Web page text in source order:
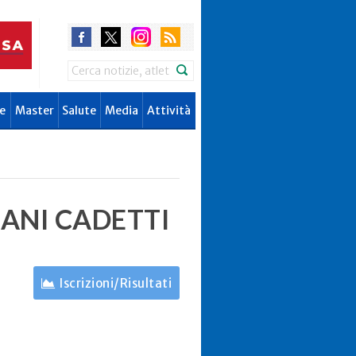
Search
Master Salute Media Attività
CADETTI
Iscrizioni/Risultati